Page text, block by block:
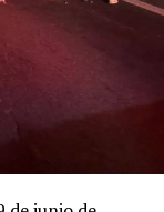
6 votos a
Diana Arellano;
María
el regidor del